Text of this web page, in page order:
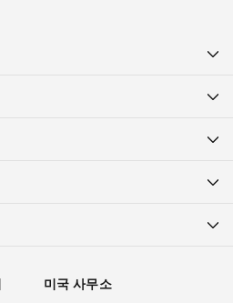
미국 사무소